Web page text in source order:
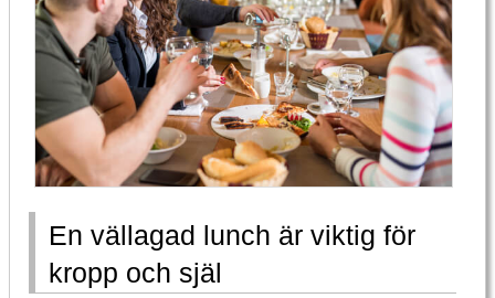
En vällagad lunch är viktig för
kropp och själ